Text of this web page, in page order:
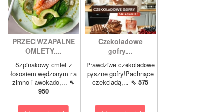
PRZECIWZAPALNE
OMLETY....
Szpinakowy omlet z
łososiem wędzonym na
zimno i awokado,... ⇖
950
Czekoladowe
gofry....
Prawdziwe czekoladowe
pyszne gofry!Pachnące
czekoladą,... ⇖ 575